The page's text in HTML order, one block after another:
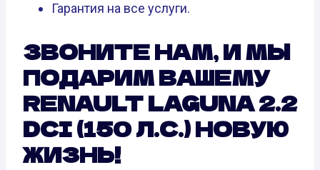
Гарантия на все услуги.
ЗВОНИТЕ НАМ, И МЫ
ПОДАРИМ ВАШЕМУ
RENAULT LAGUNA 2.2
DCI (150 Л.С.) НОВУЮ
ЖИЗНЬ!